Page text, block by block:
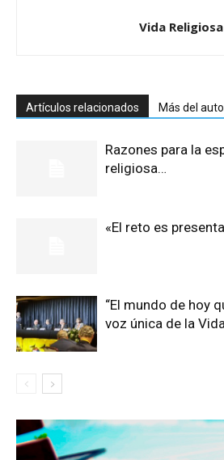
Vida Religiosa
Artículos relacionados Más del
Razones para la
religiosa…
«El reto es
“El mundo de hoy
voz única de la